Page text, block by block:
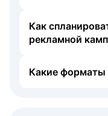
Как
рекламной
Какие